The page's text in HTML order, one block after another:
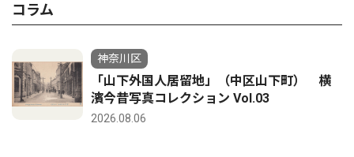
コラム
神奈川区
「山下外国人居留地」（中区山下町） 横
濱今昔写真コレクション Vol.03
2026.08.06